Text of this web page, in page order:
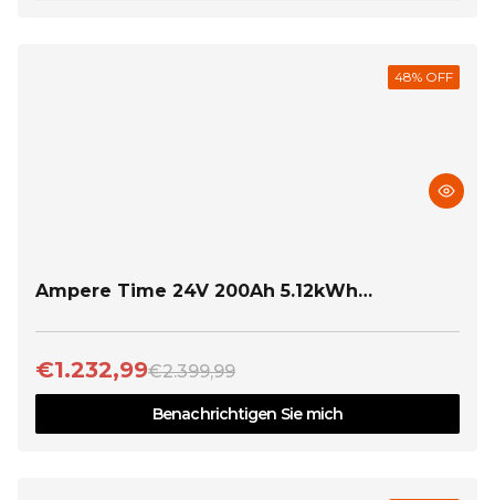
48% OFF
Ampere Time 24V 200Ah 5.12kWh
€1.232,99€2.399,99
Benachrichtigen Sie mich